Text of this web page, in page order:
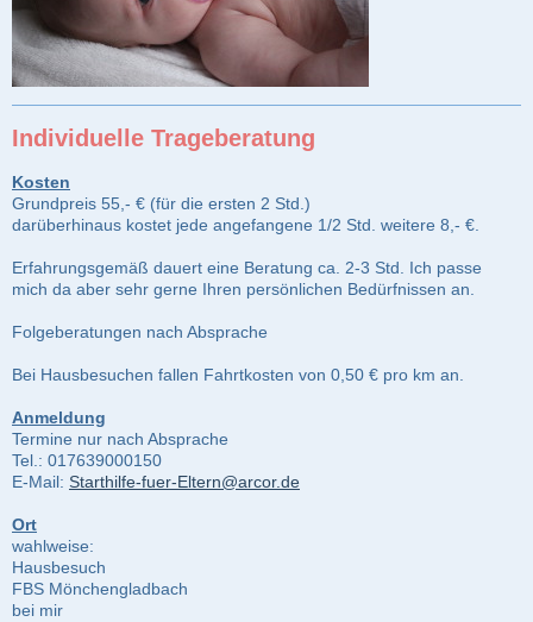
Individuelle Trageberatung
Kosten
Grundpreis 55,- € (für die ersten 2 Std.)
darüberhinaus kostet jede angefangene 1/2 Std. weitere 8,- €.
Erfahrungsgemäß dauert eine Beratung ca. 2-3 Std. Ich passe
mich da aber sehr gerne Ihren persönlichen Bedürfnissen an.
Folgeberatungen nach Absprache
Bei Hausbesuchen fallen Fahrtkosten von 0,50 € pro km an.
Anmeldung
Termine nur nach Absprache
Tel.: 017639000150
E-Mail: Starthilfe-fuer-Eltern@arcor.de
Ort
wahlweise:
Hausbesuch
FBS Mönchengladbach
bei mir